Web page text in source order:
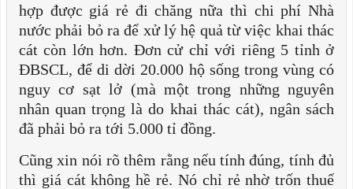
hợp được giá rẻ đi chăng nữa thì chi phí Nhà
nước phải bỏ ra để xử lý hệ quả từ việc khai thác
cát còn lớn hơn. Đơn cử chỉ với riêng 5 tỉnh ở
ĐBSCL, để di dời 20.000 hộ sống trong vùng có
nguy cơ sạt lở (mà một trong những nguyên
nhân quan trọng là do khai thác cát), ngân sách
đã phải bỏ ra tới 5.000 tỉ đồng.
Cũng xin nói rõ thêm rằng nếu tính đúng, tính đủ
thì giá cát không hề rẻ. Nó chỉ rẻ nhờ trốn thuế